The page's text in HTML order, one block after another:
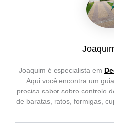
Joaquim é especialista em
Aqui você encontra um
precisa saber sobre controle
de baratas, ratos, formigas,